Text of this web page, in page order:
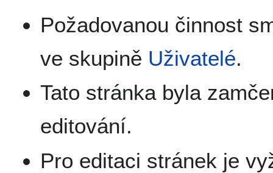
Požadovanou činnost
ve skupině Uživatelé.
Tato stránka byla
editování.
Pro editaci stránek je